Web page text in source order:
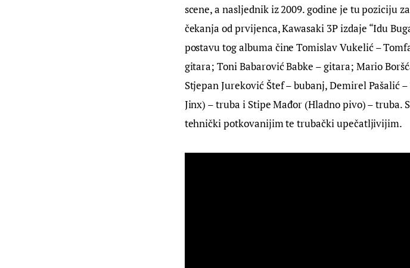
scene, a nasljednik iz 2009. godine je tu poziciju
čekanja od prvijenca, Kawasaki 3P izdaje “Idu
postavu tog albuma čine Tomislav Vukelić –
gitara; Toni Babarović Babke – gitara; Mario
Stjepan Jureković Štef – bubanj, Demirel Pašalić
Jinx) – truba i Stipe Mađor (Hladno pivo) – truba.
tehnički potkovanijim te trubački upečatljivijim.